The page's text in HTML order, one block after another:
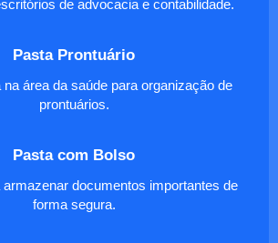
de advocacia e contabilidade.
Pasta Prontuário
na área da saúde para organização de
prontuários.
Pasta com Bolso
armazenar documentos importantes de
forma segura.